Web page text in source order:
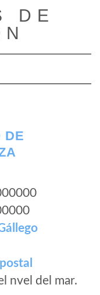
DE
de navegación
DE
nvel del mar.